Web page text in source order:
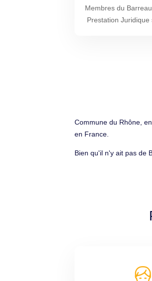
Membres du
Prestation
Commune du Rhône,
en France.
Bien qu'il n'y ait pas de